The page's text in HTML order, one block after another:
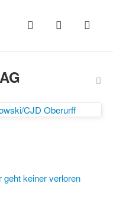
geht keiner verloren